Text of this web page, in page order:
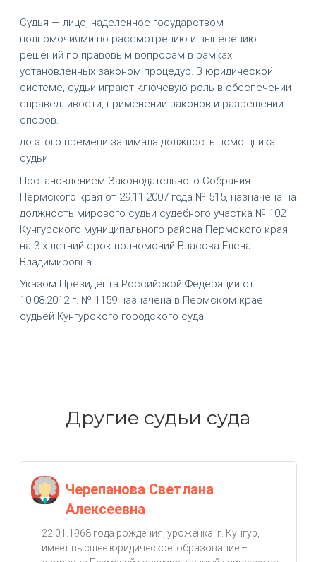
Судья — лицо, наделенное государством
полномочиями по рассмотрению и вынесению
решений по правовым вопросам в рамках
установленных законом процедур. В юридической
системе, судьи играют ключевую роль в обеспечении
справедливости, применении законов и разрешении
споров.
до этого времени занимала должность помощника
судьи.
Постановлением Законодательного Собрания
Пермского края от 29.11.2007 года № 515, назначена на
должность мирового судьи судебного участка № 102
Кунгурского муниципального района Пермского края
на 3-х летний срок полномочий Власова Елена
Владимировна.
Указом Президента Российской Федерации от
10.08.2012 г. № 1159 назначена в Пермском крае
судьей Кунгурского городского суда.
Другие судьи суда
Черепанова Светлана
Алексеевна
22.01.1968 года рождения, уроженка г. Кунгур,
имеет высшее юридическое образование –